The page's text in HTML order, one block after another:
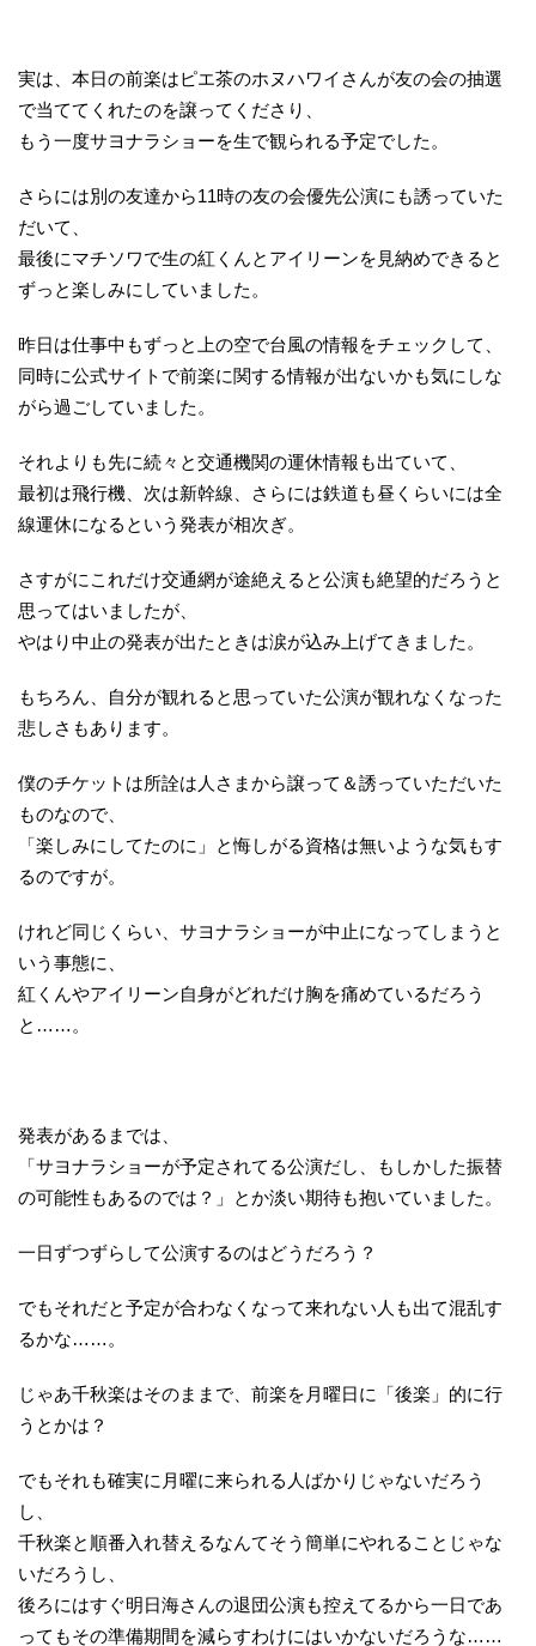
実は、本日の前楽はピエ茶のホヌハワイさんが友の会の抽選
で当ててくれたのを譲ってくださり、
もう一度サヨナラショーを生で観られる予定でした。
さらには別の友達から11時の友の会優先公演にも誘っていた
だいて、
最後にマチソワで生の紅くんとアイリーンを見納めできると
ずっと楽しみにしていました。
昨日は仕事中もずっと上の空で台風の情報をチェックして、
同時に公式サイトで前楽に関する情報が出ないかも気にしな
がら過ごしていました。
それよりも先に続々と交通機関の運休情報も出ていて、
最初は飛行機、次は新幹線、さらには鉄道も昼くらいには全
線運休になるという発表が相次ぎ。
さすがにこれだけ交通網が途絶えると公演も絶望的だろうと
思ってはいましたが、
やはり中止の発表が出たときは涙が込み上げてきました。
もちろん、自分が観れると思っていた公演が観れなくなった
悲しさもあります。
僕のチケットは所詮は人さまから譲って＆誘っていただいた
ものなので、
「楽しみにしてたのに」と悔しがる資格は無いような気もす
るのですが。
けれど同じくらい、サヨナラショーが中止になってしまうと
いう事態に、
紅くんやアイリーン自身がどれだけ胸を痛めているだろう
と……。
発表があるまでは、
「サヨナラショーが予定されてる公演だし、もしかした振替
の可能性もあるのでは？」とか淡い期待も抱いていました。
一日ずつずらして公演するのはどうだろう？
でもそれだと予定が合わなくなって来れない人も出て混乱す
るかな……。
じゃあ千秋楽はそのままで、前楽を月曜日に「後楽」的に行
うとかは？
でもそれも確実に月曜に来られる人ばかりじゃないだろう
し、
千秋楽と順番入れ替えるなんてそう簡単にやれることじゃな
いだろうし、
後ろにはすぐ明日海さんの退団公演も控えてるから一日であ
ってもその準備期間を減らすわけにはいかないだろうな……